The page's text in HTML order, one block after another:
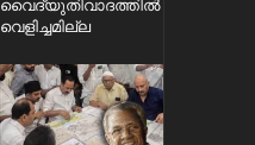
വൈദ്യുതിവാദത്തിൽ
വെളിച്ചമില്ല